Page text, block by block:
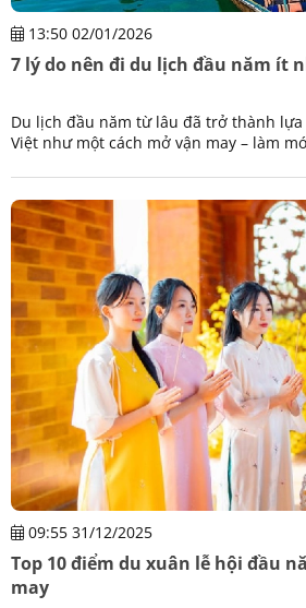
13:50 02/01/2026
7 lý do nên đi du lịch đầu năm ít
Du lịch đầu năm từ lâu đã trở thành
Việt như một cách mở vận may – làm
chơi, những chuyến đi đầu năm mang
sắc: cầu may, tìm sự an yên và tạo
trình phía trước.
09:55 31/12/2025
Top 10 điểm du xuân lễ hội đầu
may